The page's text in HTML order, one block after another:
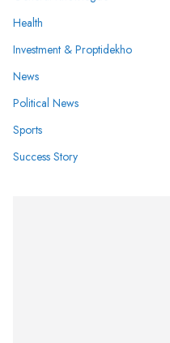
Health
Investment & Proptidekho
News
Political News
Sports
Success Story